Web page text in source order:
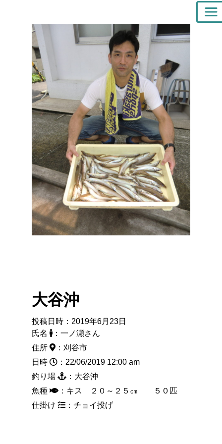
大谷沖
投稿日時：2019年6月23日
氏名
：一ノ瀬さん
住所
：刈谷市
日時
：22/06/2019 12:00 am
釣り場
：大谷沖
魚種
：キス ２０～２５㎝ ５０匹
仕掛け
：チョイ投げ